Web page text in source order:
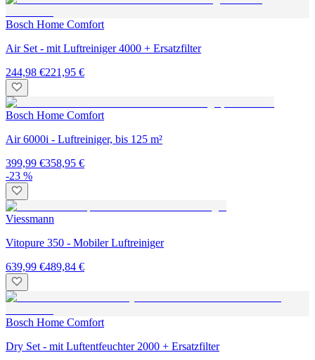
Bosch Home Comfort
Air Set - mit Luftreiniger 4000 + Ersatzfilter
244,98 €221,95 €
Bosch Home Comfort
Air 6000i - Luftreiniger, bis 125 m²
399,99 €358,95 €
-23 %
Viessmann
Vitopure 350 - Mobiler Luftreiniger
639,99 €489,84 €
Bosch Home Comfort
Dry Set - mit Luftentfeuchter 2000 + Ersatzfilter